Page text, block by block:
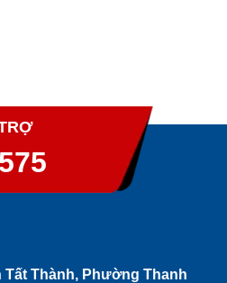
Tất Thành, Phường Thanh